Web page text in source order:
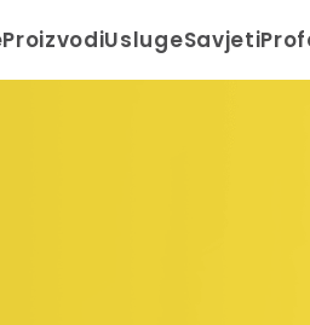
ProizvodiUslugeSavjeti